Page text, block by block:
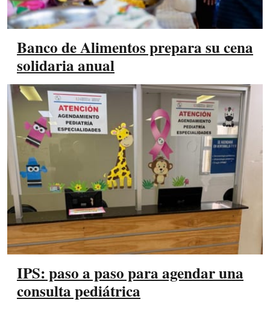
Banco de Alimentos prepara su cena
solidaria anual
IPS: paso a paso para agendar una
consulta pediátrica